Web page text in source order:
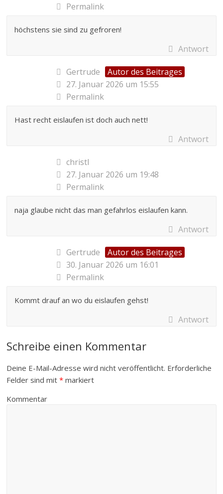
Permalink
höchstens sie sind zu gefroren!
Antwort
Gertrude
Autor des Beitrages
27. Januar 2026 um 15:55
Permalink
Hast recht eislaufen ist doch auch nett!
Antwort
christl
27. Januar 2026 um 19:48
Permalink
naja glaube nicht das man gefahrlos eislaufen kann.
Antwort
Gertrude
Autor des Beitrages
30. Januar 2026 um 16:01
Permalink
Kommt drauf an wo du eislaufen gehst!
Antwort
Schreibe einen Kommentar
Deine E-Mail-Adresse wird nicht veröffentlicht. Erforderliche
Felder sind mit* markiert
Kommentar